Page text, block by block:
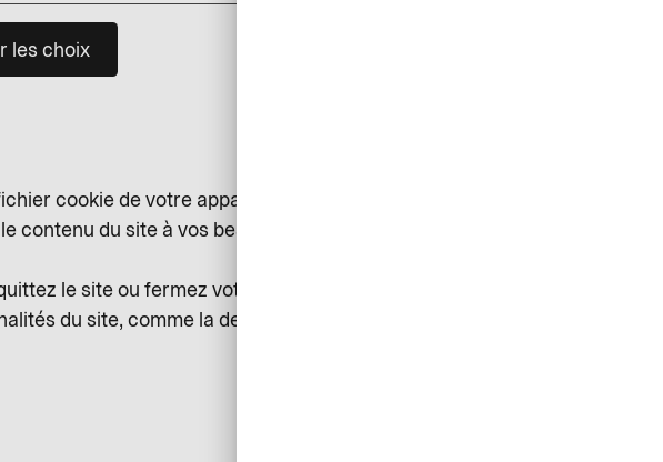
les choix
cookie de votre appareil et servent, par
du site à vos besoins ou à collecter des
le site ou fermez votre navigateur. Les
du site, comme la demande d’un produit ou la